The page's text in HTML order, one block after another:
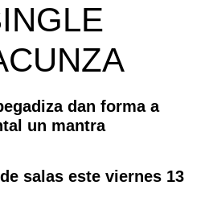
dan forma a
un mantra
salas este viernes 13